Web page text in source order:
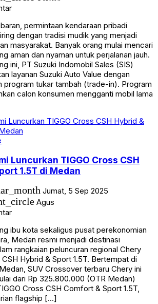
permintaan kendaraan pribadi
dengan tradisi mudik yang menjadi
masyarakat. Banyak orang mulai mencari
aman dan nyaman untuk perjalanan jauh.
ini, PT Suzuki Indomobil Sales (SIS)
layanan Suzuki Auto Value dengan
program tukar tambah (trade-in). Program
calon konsumen mengganti mobil lama
Luncurkan TIGGO Cross CSH
1.5T di Medan
Jumat, 5 Sep 2025
Agus
ibu kota sekaligus pusat perekonomian
Medan resmi menjadi destinasi
rangkaian peluncuran regional Chery
Hybrid & Sport 1.5T. Bertempat di
SUV Crossover terbaru Chery ini
dari Rp 325.800.000 (OTR Medan)
Cross CSH Comfort & Sport 1.5T,
flagship […]